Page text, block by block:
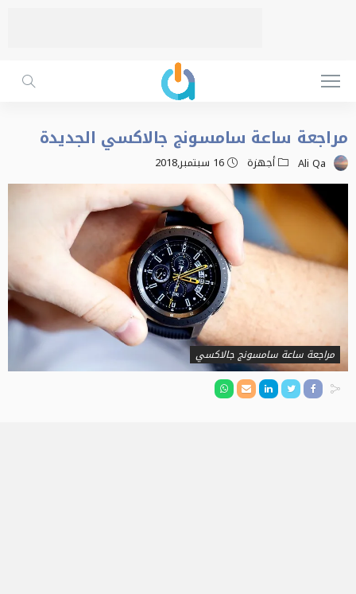
مراجعة ساعة سامسونج جالاكسي الجديدة
Ali Qa أجهزة 16 سبتمبر,2018
مراجعة ساعة سامسونج جالاكسي